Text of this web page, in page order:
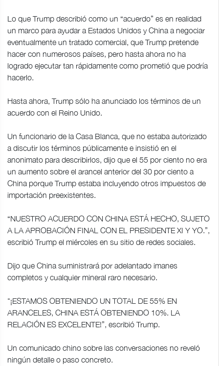
Lo que Trump describió como un “acuerdo” es en realidad
un marco para ayudar a Estados Unidos y China a negociar
eventualmente un tratado comercial, que Trump pretende
hacer con numerosos países, pero hasta ahora no ha
logrado ejecutar tan rápidamente como prometió que podría
hacerlo.
Hasta ahora, Trump sólo ha anunciado los términos de un
acuerdo con el Reino Unido.
Un funcionario de la Casa Blanca, que no estaba autorizado
a discutir los términos públicamente e insistió en el
anonimato para describirlos, dijo que el 55 por ciento no era
un aumento sobre el arancel anterior del 30 por ciento a
China porque Trump estaba incluyendo otros impuestos de
importación preexistentes.
“NUESTRO ACUERDO CON CHINA ESTÁ HECHO, SUJETO
A LA APROBACIÓN FINAL CON EL PRESIDENTE XI Y YO.”,
escribió Trump el miércoles en su sitio de redes sociales.
Dijo que China suministrará por adelantado imanes
completos y cualquier mineral raro necesario.
"¡ESTAMOS OBTENIENDO UN TOTAL DE 55% EN
ARANCELES, CHINA ESTÁ OBTENIENDO 10%. LA
RELACIÓN ES EXCELENTE!”, escribió Trump.
Un comunicado chino sobre las conversaciones no reveló
ningún detalle o paso concreto.